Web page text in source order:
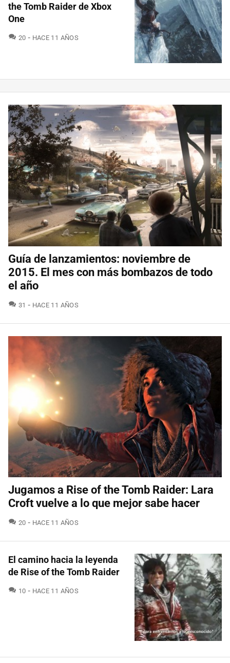
the Tomb Raider de Xbox
One
20 COMENTARIOS
HACE 11 AÑOS
Guía de lanzamientos: noviembre de
2015. El mes con más bombazos de todo
el año
31 COMENTARIOS
HACE 11 AÑOS
Jugamos a Rise of the Tomb Raider: Lara
Croft vuelve a lo que mejor sabe hacer
20 COMENTARIOS
HACE 11 AÑOS
El camino hacia la leyenda
de Rise of the Tomb Raider
10 COMENTARIOS
HACE 11 AÑOS